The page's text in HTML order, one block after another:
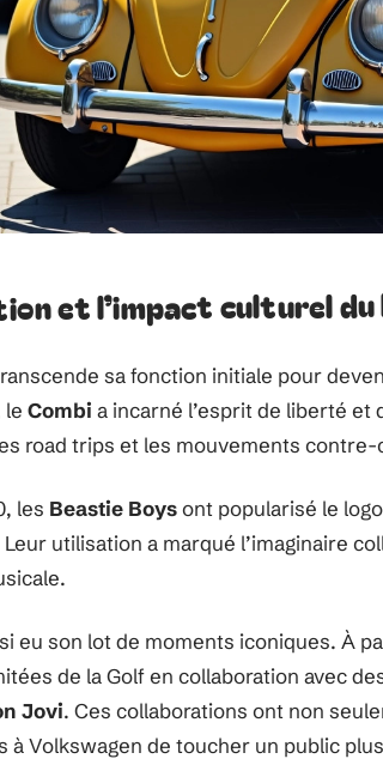
et l’impact culturel du
sa fonction initiale pour
le Combi a incarné l’esprit de liberté et
road trips et les mouvements
les Beastie Boysont popularisé le
utilisation a marqué l’imaginaire
eu son lot de moments iconiques. À
de la Golf en collaboration avec
Jovi. Ces collaborations ont non
à Volkswagen de toucher un public